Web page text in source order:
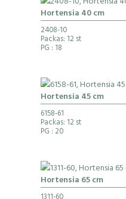
Hortensia 40 cm
2408-10
Packas: 12 st
PG : 18
Hortensia 45 cm
6158-61
Packas: 12 st
PG : 20
Hortensia 65 cm